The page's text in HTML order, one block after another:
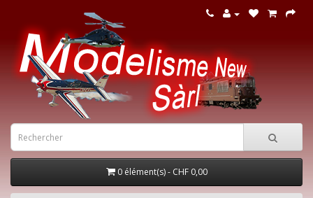
0 élément(s) - CHF 0,00